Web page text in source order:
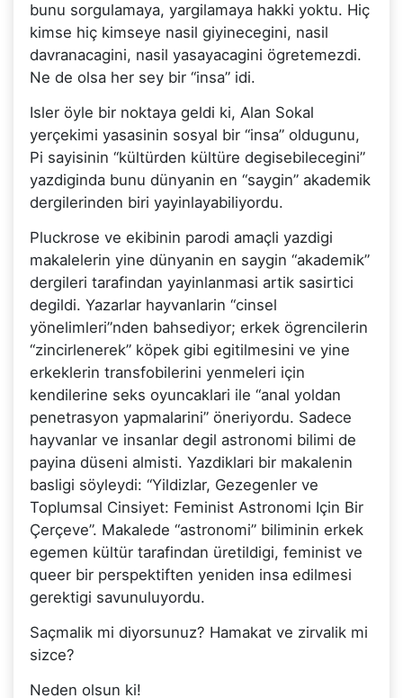
bunu sorgulamaya, yargilamaya hakki yoktu. Hiç
kimse hiç kimseye nasil giyinecegini, nasil
davranacagini, nasil yasayacagini ögretemezdi.
Ne de olsa her sey bir “insa” idi.
Isler öyle bir noktaya geldi ki, Alan Sokal
yerçekimi yasasinin sosyal bir “insa” oldugunu,
Pi sayisinin “kültürden kültüre degisebilecegini”
yazdiginda bunu dünyanin en “saygin” akademik
dergilerinden biri yayinlayabiliyordu.
Pluckrose ve ekibinin parodi amaçli yazdigi
makalelerin yine dünyanin en saygin “akademik”
dergileri tarafindan yayinlanmasi artik sasirtici
degildi. Yazarlar hayvanlarin “cinsel
yönelimleri”nden bahsediyor; erkek ögrencilerin
“zincirlenerek” köpek gibi egitilmesini ve yine
erkeklerin transfobilerini yenmeleri için
kendilerine seks oyuncaklari ile “anal yoldan
penetrasyon yapmalarini” öneriyordu. Sadece
hayvanlar ve insanlar degil astronomi bilimi de
payina düseni almisti. Yazdiklari bir makalenin
basligi söyleydi: “Yildizlar, Gezegenler ve
Toplumsal Cinsiyet: Feminist Astronomi Için Bir
Çerçeve”. Makalede “astronomi” biliminin erkek
egemen kültür tarafindan üretildigi, feminist ve
queer bir perspektiften yeniden insa edilmesi
gerektigi savunuluyordu.
Saçmalik mi diyorsunuz? Hamakat ve zirvalik mi
sizce?
Neden olsun ki!